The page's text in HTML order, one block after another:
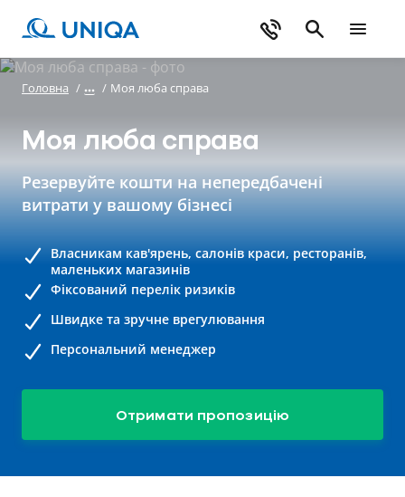
Головна / / Моя люба справа
Моя люба справа
Резервуйте кошти на непередбачені
витрати у вашому бізнесі
Власникам кав'ярень, салонів краси, ресторанів,
маленьких магазинів
Фіксований перелік ризиків
Швидке та зручне врегулювання
Персональний менеджер
Отримати пропозицію